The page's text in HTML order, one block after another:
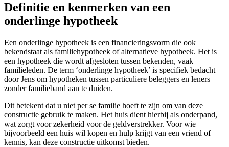
Definitie en kenmerken van een
onderlinge hypotheek
Een onderlinge hypotheek is een financieringsvorm die ook
bekendstaat als familiehypotheek of alternatieve hypotheek. Het is
een hypotheek die wordt afgesloten tussen bekenden, vaak
familieleden. De term ‘onderlinge hypotheek’ is specifiek bedacht
door Jens om hypotheken tussen particuliere beleggers en leners
zonder familieband aan te duiden.
Dit betekent dat u niet per se familie hoeft te zijn om van deze
constructie gebruik te maken. Het huis dient hierbij als onderpand,
wat zorgt voor zekerheid voor de geldverstrekker. Voor wie
bijvoorbeeld een huis wil kopen en hulp krijgt van een vriend of
kennis, kan deze constructie uitkomst bieden.